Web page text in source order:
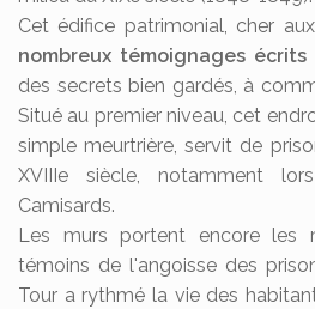
Cet édifice patrimonial, cher
nombreux témoignages écrits
des secrets bien gardés, à
Situé au premier niveau, cet
simple meurtrière, servit de
XVIIIe siècle, notamment
Camisards.
Les murs portent encore les
témoins de l'angoisse des
Tour a rythmé la vie des